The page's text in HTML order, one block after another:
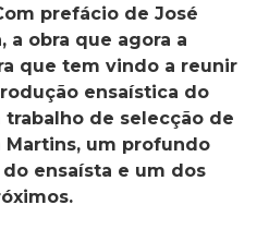
prefácio de José
, a obra que agora a
que tem vindo a reunir
ensaística do
de selecção de
Martins, um profundo
ensaísta e um dos